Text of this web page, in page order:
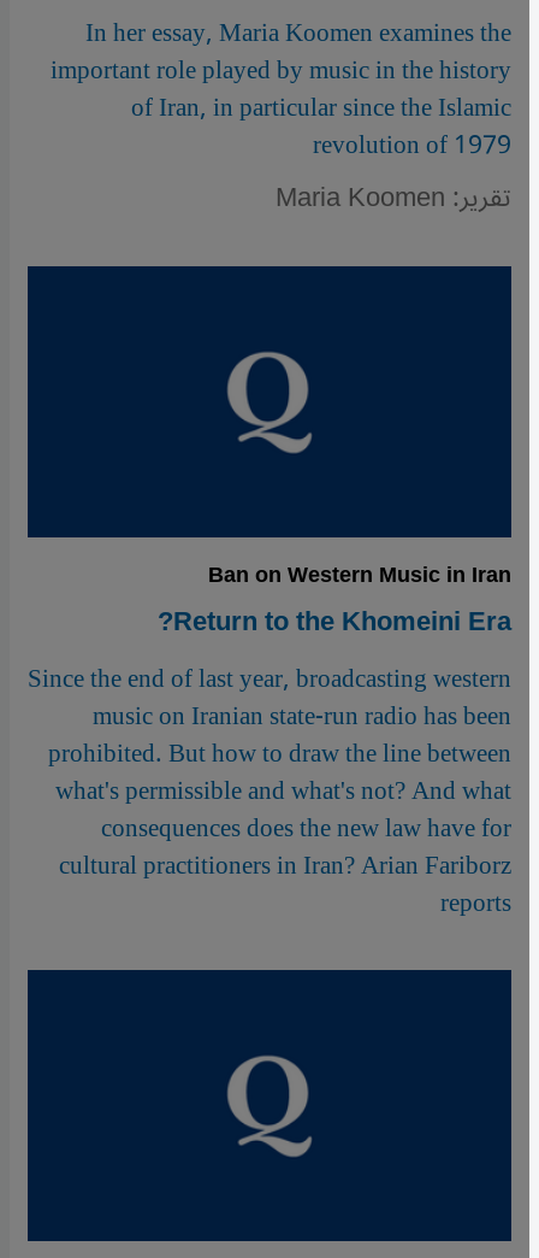
In her essay, Maria Koomen examines the
important role played by music in the history
of Iran, in particular since the Islamic
revolution of 1979
تقرير: Maria Koomen
Ban on Western Music in Iran
Return to the Khomeini Era?
Since the end of last year, broadcasting western
music on Iranian state-run radio has been
prohibited. But how to draw the line between
what's permissible and what's not? And what
consequences does the new law have for
cultural practitioners in Iran? Arian Fariborz
reports